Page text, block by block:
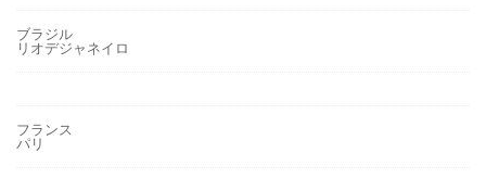
ブラジル
リオデジャネイロ
フランス
パリ